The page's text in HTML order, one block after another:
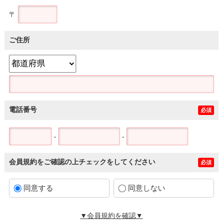
〒
ご住所
電話番号 必須
- -
会員規約をご確認の上チェックをしてください 必須
同意する 同意しない
▼会員規約を確認▼